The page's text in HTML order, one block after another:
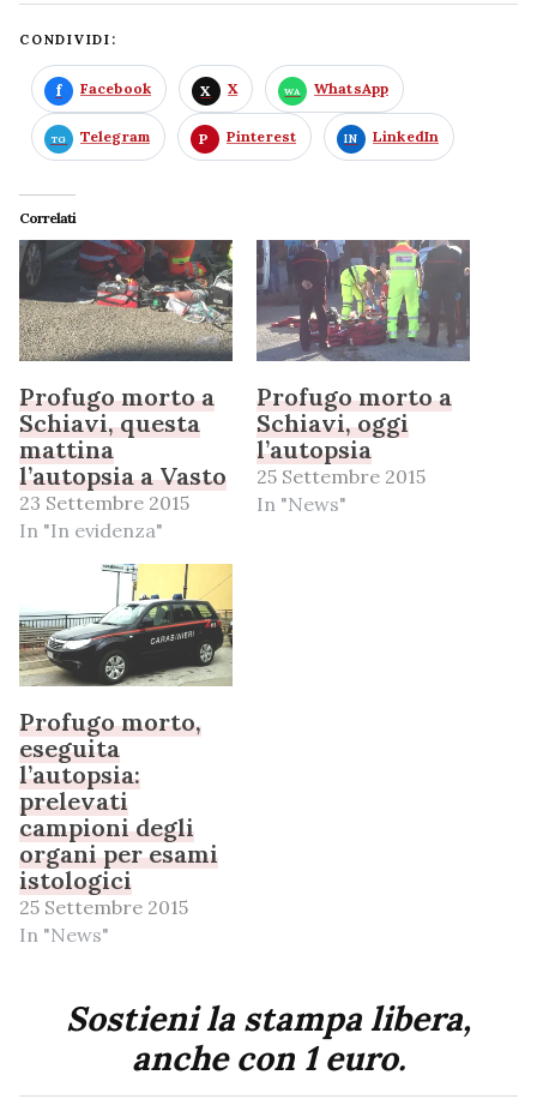
CONDIVIDI:
Facebook X WhatsApp
Telegram Pinterest LinkedIn
Correlati
Profugo morto a
Schiavi, questa
mattina
l’autopsia a Vasto
23 Settembre 2015
In "In evidenza"
Profugo morto a
Schiavi, oggi
l’autopsia
25 Settembre 2015
In "News"
Profugo morto,
eseguita
l’autopsia:
prelevati
campioni degli
organi per esami
istologici
25 Settembre 2015
In "News"
Sostieni la stampa libera,
anche con 1 euro.